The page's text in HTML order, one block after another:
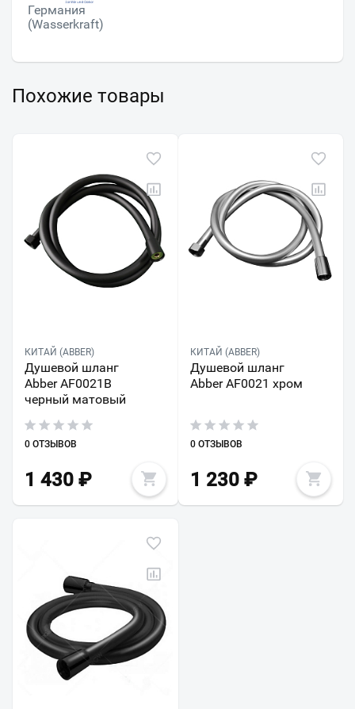
Германия
(Wasserkraft)
Похожие товары
КИТАЙ (ABBER)
Душевой шланг
Abber AF0021B
черный матовый
0 ОТЗЫВОВ
1 430 ₽
КИТАЙ (ABBER)
Душевой шланг
Abber AF0021 хром
0 ОТЗЫВОВ
1 230₽